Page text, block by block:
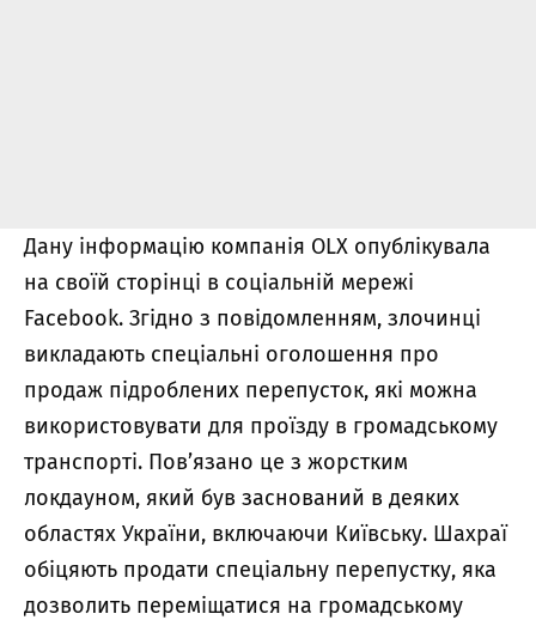
Дану інформацію компанія OLX опублікувала
на своїй сторінці в соціальній мережі
Facebook. Згідно з повідомленням, злочинці
викладають спеціальні оголошення про
продаж підроблених перепусток, які можна
використовувати для проїзду в громадському
транспорті. Пов’язано це з жорстким
локдауном, який був заснований в деяких
областях України, включаючи Київську. Шахраї
обіцяють продати спеціальну перепустку, яка
дозволить переміщатися на громадському